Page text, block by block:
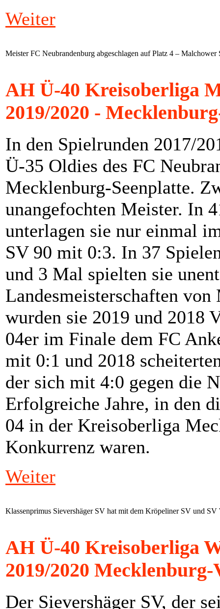
Weiter
Meister FC Neubrandenburg abgeschlagen auf Platz 4 –
AH Ü-40 Kreisoberliga
2019/2020 -
In den Spielrunden 2017/
Ü-35 Oldies des FC
Mecklenburg-Seenplatte.
unangefochten Meister. In
unterlagen sie nur einmal
SV 90 mit 0:3. In 37
und 3 Mal spielten sie
Landesmeisterschaften
wurden sie 2019 und 2018
04er im Finale dem FC
mit 0:1 und 2018
der sich mit 4:0 gegen die
Erfolgreiche Jahre, in den
04 in der Kreisoberliga
Konkurrenz waren.
Weiter
Klassenprimus Sievershäger SV hat mit dem Kröpeliner SV und
AH Ü-40 Kreisoberliga
2019/2020
Der Sievershäger SV, der